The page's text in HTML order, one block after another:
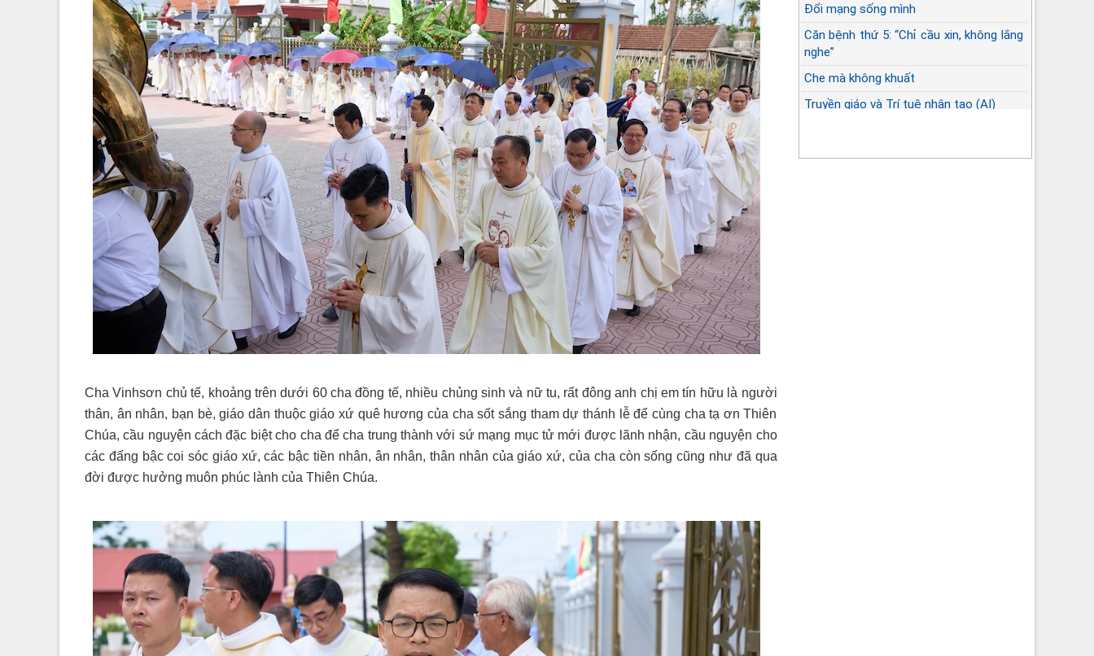
Cha Vinhsơn chủ tế, khoảng trên dưới 60 cha đồng tế, nhiều chủng sinh và nữ tu, rất đông anh chị em tín hữu là người
thân, ân nhân, bạn bè, giáo dân thuộc giáo xứ quê hương của cha sốt sắng tham dự thánh lễ để cùng cha tạ ơn Thiên
Chúa, cầu nguyện cách đặc biệt cho cha để cha trung thành với sứ mạng mục tử mới được lãnh nhận, cầu nguyện cho
các đấng bậc coi sóc giáo xứ, các bậc tiền nhân, ân nhân, thân nhân của giáo xứ, của cha còn sống cũng như đã qua
đời được hưởng muôn phúc lành của Thiên Chúa.
Đổi mạng sống mình
Căn bệnh thứ 5: “Chỉ cầu xin, không lắng
nghe”
Che mà không khuất
Truyền giáo và Trí tuệ nhân tạo (AI)